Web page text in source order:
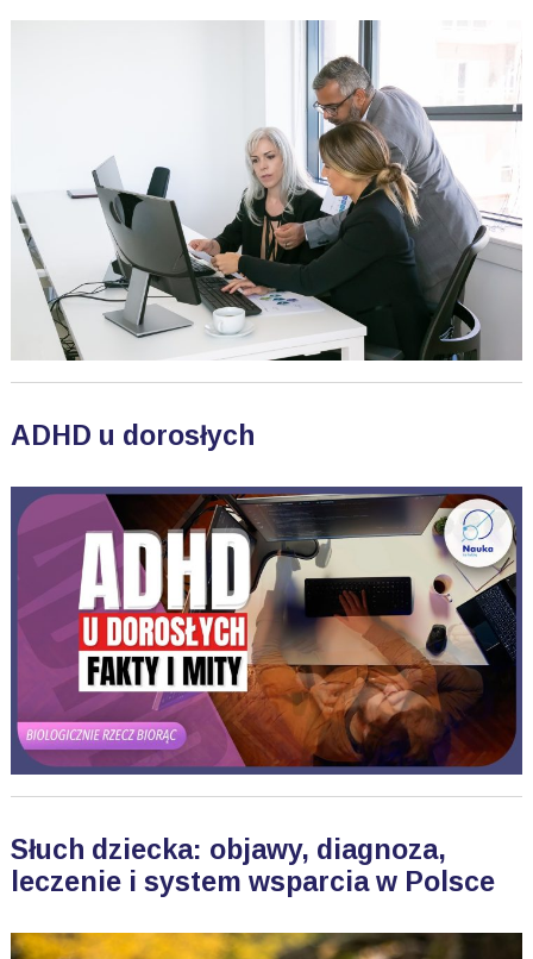
ADHD u dorosłych
Słuch dziecka: objawy, diagnoza,
leczenie i system wsparcia w Polsce